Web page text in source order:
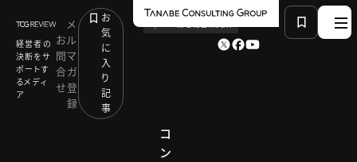
経営者の
決断をサ
ポートす
るメディ
ア
お
問
合
せ
メ
ル
マ
ガ
登
録
お
気
に
入
り
記
事
コ
ン